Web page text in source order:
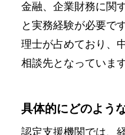
金融、企業財務に関
と実務経験が必要で
理士が占めており、
相談先となっています
具体的にどのよう
認定支援機関では、